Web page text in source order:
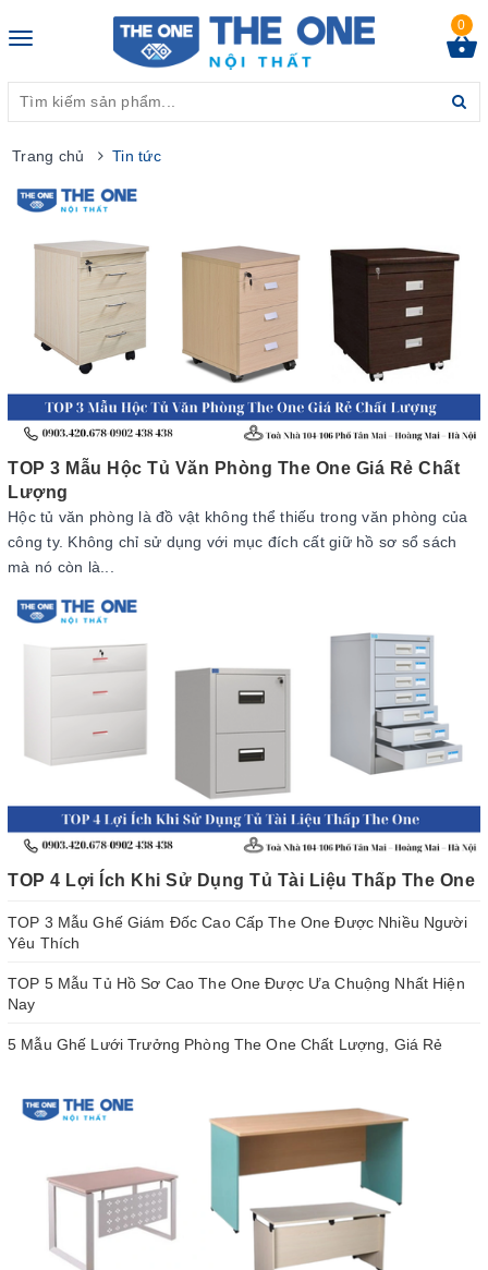
Toggle
0
Trang chủ Tin tức
TOP 3 Mẫu Hộc Tủ Văn Phòng The One Giá Rẻ Chất
Lượng
Hộc tủ văn phòng là đồ vật không thể thiếu trong văn phòng của
công ty. Không chỉ sử dụng với mục đích cất giữ hồ sơ sổ sách
mà nó còn là...
TOP 4 Lợi Ích Khi Sử Dụng Tủ Tài Liệu Thấp The One
TOP 3 Mẫu Ghế Giám Đốc Cao Cấp The One Được Nhiều Người
Yêu Thích
TOP 5 Mẫu Tủ Hồ Sơ Cao The One Được Ưa Chuộng Nhất Hiện
Nay
5 Mẫu Ghế Lưới Trưởng Phòng The One Chất Lượng, Giá Rẻ